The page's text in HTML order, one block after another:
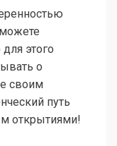
этого
о
своим
путь
открытиями!